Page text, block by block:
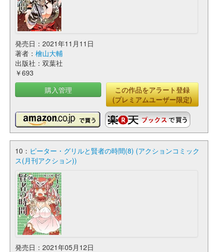
発売日：2021年11月11日
著者： 檜山大輔
出版社：双葉社
￥693
購入管理
この作品をアラート登録
(プレミアムユーザー限定)
10： ピーター・グリルと賢者の時間(8) (アクションコミック
ス(月刊アクション))
発売日：2021年05月12日